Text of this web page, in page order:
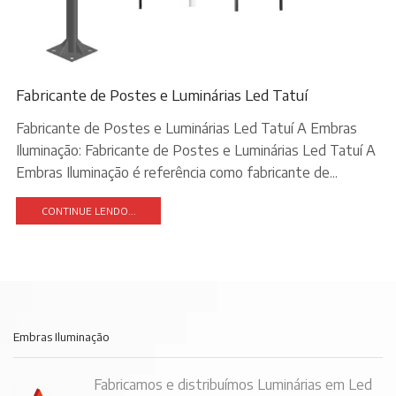
Fabricante de Postes e Luminárias Led Tatuí
Fabricante de Postes e Luminárias Led Tatuí A Embras
Iluminação: Fabricante de Postes e Luminárias Led Tatuí A
Embras Iluminação é referência como fabricante de...
CONTINUE LENDO...
Embras Iluminação
Fabricamos e distribuímos Luminárias em Led